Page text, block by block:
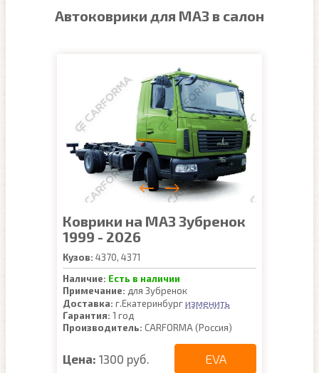
Автоковрики для МАЗ в салон
Коврики на МАЗ Зубренок
1999 - 2026
Кузов: 4370, 4371
Наличие: Есть в наличии
Примечание: для Зубренок
Доставка: г.Екатеринбургизменить
Гарантия: 1 год
Производитель: CARFORMA (Россия)
Цена: 1300 руб. EVA